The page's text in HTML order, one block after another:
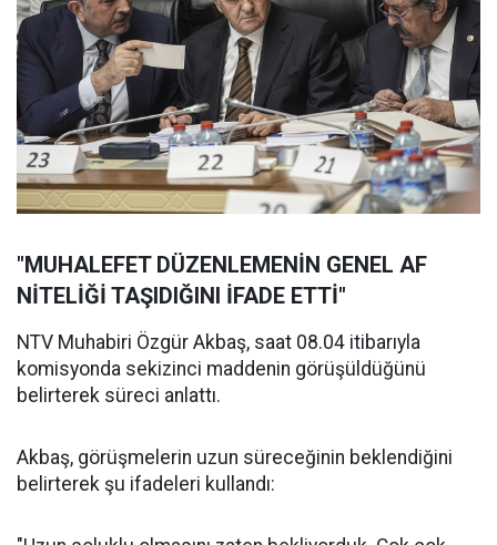
"MUHALEFET DÜZENLEMENİN GENEL AF
NİTELİĞİ TAŞIDIĞINI İFADE ETTİ"
NTV Muhabiri Özgür Akbaş, saat 08.04 itibarıyla
komisyonda sekizinci maddenin görüşüldüğünü
belirterek süreci anlattı.
Akbaş, görüşmelerin uzun süreceğinin beklendiğini
belirterek şu ifadeleri kullandı: